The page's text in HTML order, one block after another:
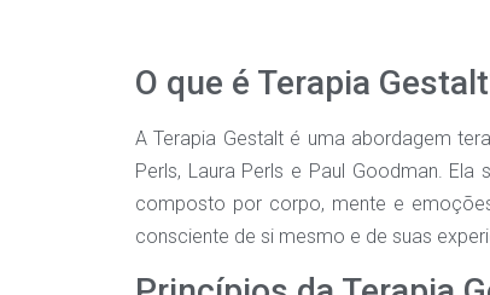
O que é Terapia
A Terapia Gestalt é uma abordagem
Perls, Laura Perls e Paul Goodman.
composto por corpo, mente e
consciente de si mesmo e de suas